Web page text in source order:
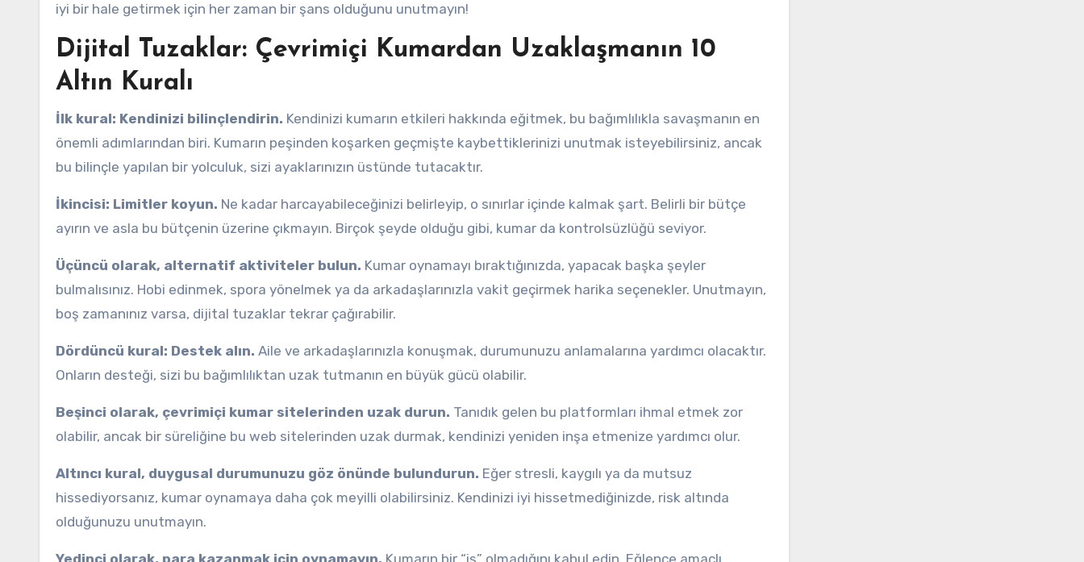
iyi bir hale getirmek için her zaman bir şans olduğunu unutmayın!
Dijital Tuzaklar: Çevrimiçi Kumardan Uzaklaşmanın 10
Altın Kuralı
İlk kural: Kendinizi bilinçlendirin. Kendinizi kumarın etkileri hakkında eğitmek, bu bağımlılıkla savaşmanın en
önemli adımlarından biri. Kumarın peşinden koşarken geçmişte kaybettiklerinizi unutmak isteyebilirsiniz, ancak
bu bilinçle yapılan bir yolculuk, sizi ayaklarınızın üstünde tutacaktır.
İkincisi: Limitler koyun. Ne kadar harcayabileceğinizi belirleyip, o sınırlar içinde kalmak şart. Belirli bir bütçe
ayırın ve asla bu bütçenin üzerine çıkmayın. Birçok şeyde olduğu gibi, kumar da kontrolsüzlüğü seviyor.
Üçüncü olarak, alternatif aktiviteler bulun. Kumar oynamayı bıraktığınızda, yapacak başka şeyler
bulmalısınız. Hobi edinmek, spora yönelmek ya da arkadaşlarınızla vakit geçirmek harika seçenekler. Unutmayın,
boş zamanınız varsa, dijital tuzaklar tekrar çağırabilir.
Dördüncü kural: Destek alın. Aile ve arkadaşlarınızla konuşmak, durumunuzu anlamalarına yardımcı olacaktır.
Onların desteği, sizi bu bağımlılıktan uzak tutmanın en büyük gücü olabilir.
Beşinci olarak, çevrimiçi kumar sitelerinden uzak durun. Tanıdık gelen bu platformları ihmal etmek zor
olabilir, ancak bir süreliğine bu web sitelerinden uzak durmak, kendinizi yeniden inşa etmenize yardımcı olur.
Altıncı kural, duygusal durumunuzu göz önünde bulundurun. Eğer stresli, kaygılı ya da mutsuz
hissediyorsanız, kumar oynamaya daha çok meyilli olabilirsiniz. Kendinizi iyi hissetmediğinizde, risk altında
olduğunuzu unutmayın.
Yedinci olarak, para kazanmak için oynamayın. Kumarın bir “iş” olmadığını kabul edin. Eğlence amaçlı